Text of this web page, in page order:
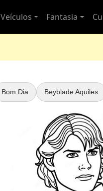
Veículos Fantasia
Bom Dia Beyblade Aquiles